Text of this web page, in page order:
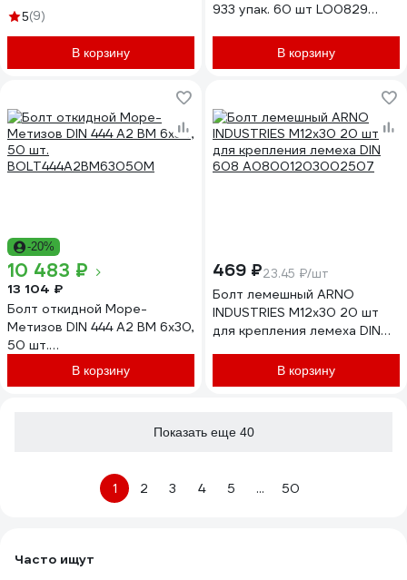
5(9)
В корзину
933 упак. 60 шт LO0829
В корзину
-20%
10 483 ₽
13 104 ₽
Болт откидной Море-
Метизов DIN 444 А2 BM 6x30,
50 шт.
BOLT444А2BM63050M
В корзину
469 ₽23.45 ₽/шт
Болт лемешный ARNO
INDUSTRIES М12х30 20 шт
для крепления лемеха DIN
В корзину
Показать еще 40
1 2 3 4 5 ... 50
Часто ищут